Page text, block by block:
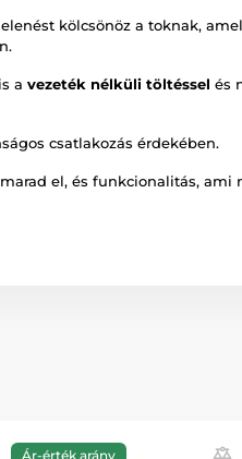
kölcsönöz a toknak,
a vezeték nélküli töltéssel és
csatlakozás érdekében.
el, és funkcionalitás, ami
Ár-érték arány